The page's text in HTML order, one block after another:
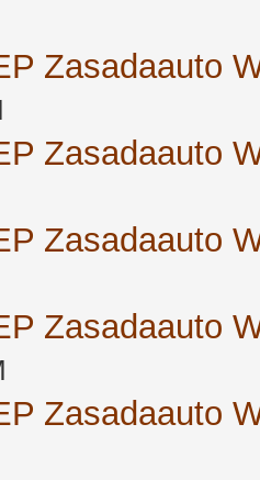
Zasadaauto
Zasadaauto
Zasadaauto
Zasadaauto
Zasadaauto